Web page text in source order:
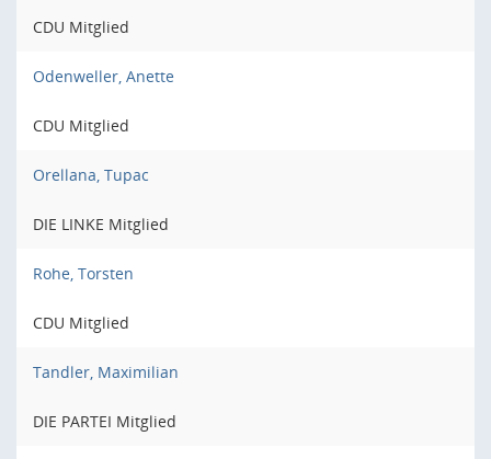
CDU Mitglied
Odenweller, Anette
CDU Mitglied
Orellana, Tupac
DIE LINKE Mitglied
Rohe, Torsten
CDU Mitglied
Tandler, Maximilian
DIE PARTEI Mitglied